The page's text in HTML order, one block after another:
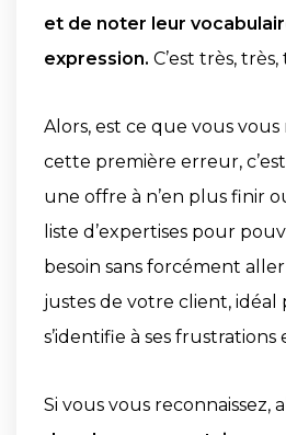
et de noter leur
expression. C’est très,
Alors, est ce que vous vous
cette première erreur,
une offre à n’en plus finir
liste d’expertises pour
besoin sans forcément
justes de votre client, idéal
s’identifie à ses frustrations
Si vous vous reconnaissez,